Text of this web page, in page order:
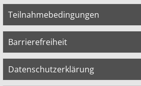
Teilnahmebedingungen
Barrierefreiheit
Datenschutzerklärung